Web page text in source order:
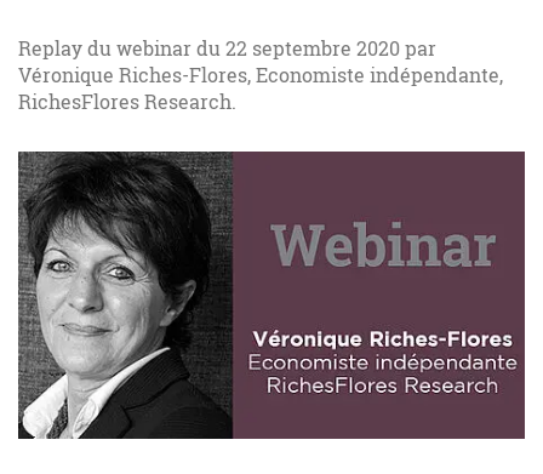
Replay du webinar du 22 septembre 2020 par
Véronique Riches-Flores, Economiste indépendante,
RichesFlores Research.